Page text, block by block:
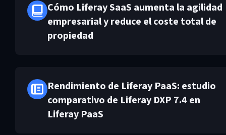
Cómo Liferay SaaS aumenta la agilidad
empresarial y reduce el coste total de
propiedad
Rendimiento de Liferay PaaS: estudio
comparativo de Liferay DXP 7.4 en
Liferay PaaS